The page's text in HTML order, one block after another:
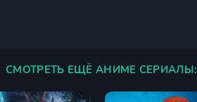
СМОТРЕТЬ ЕЩЁ АНИМЕ СЕРИАЛЫ: